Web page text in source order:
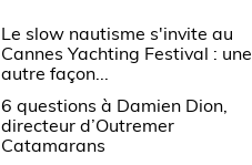
Le slow nautisme s'invite au
Cannes Yachting Festival : une
autre façon...
6 questions à Damien Dion,
directeur d’Outremer
Catamarans